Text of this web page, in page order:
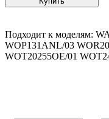
Подходит к моделям:
WOP131ANL/03
WOT20255OE/01